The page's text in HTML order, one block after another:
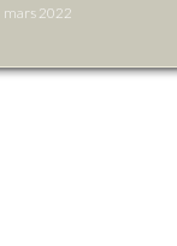
mars 2022